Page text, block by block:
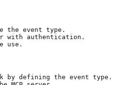
the event type.
with authentication.
by defining the event type.